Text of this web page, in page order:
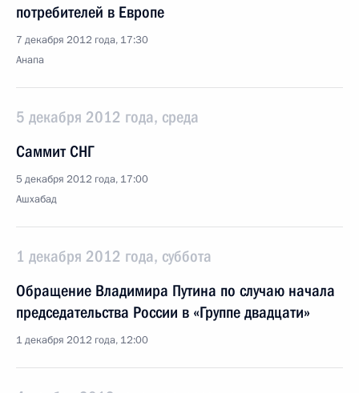
потребителей в Европе
7 декабря 2012 года, 17:30
Анапа
5 декабря 2012 года, среда
Саммит СНГ
5 декабря 2012 года, 17:00
Ашхабад
1 декабря 2012 года, суббота
Обращение Владимира Путина по случаю начала
председательства России в «Группе двадцати»
1 декабря 2012 года, 12:00